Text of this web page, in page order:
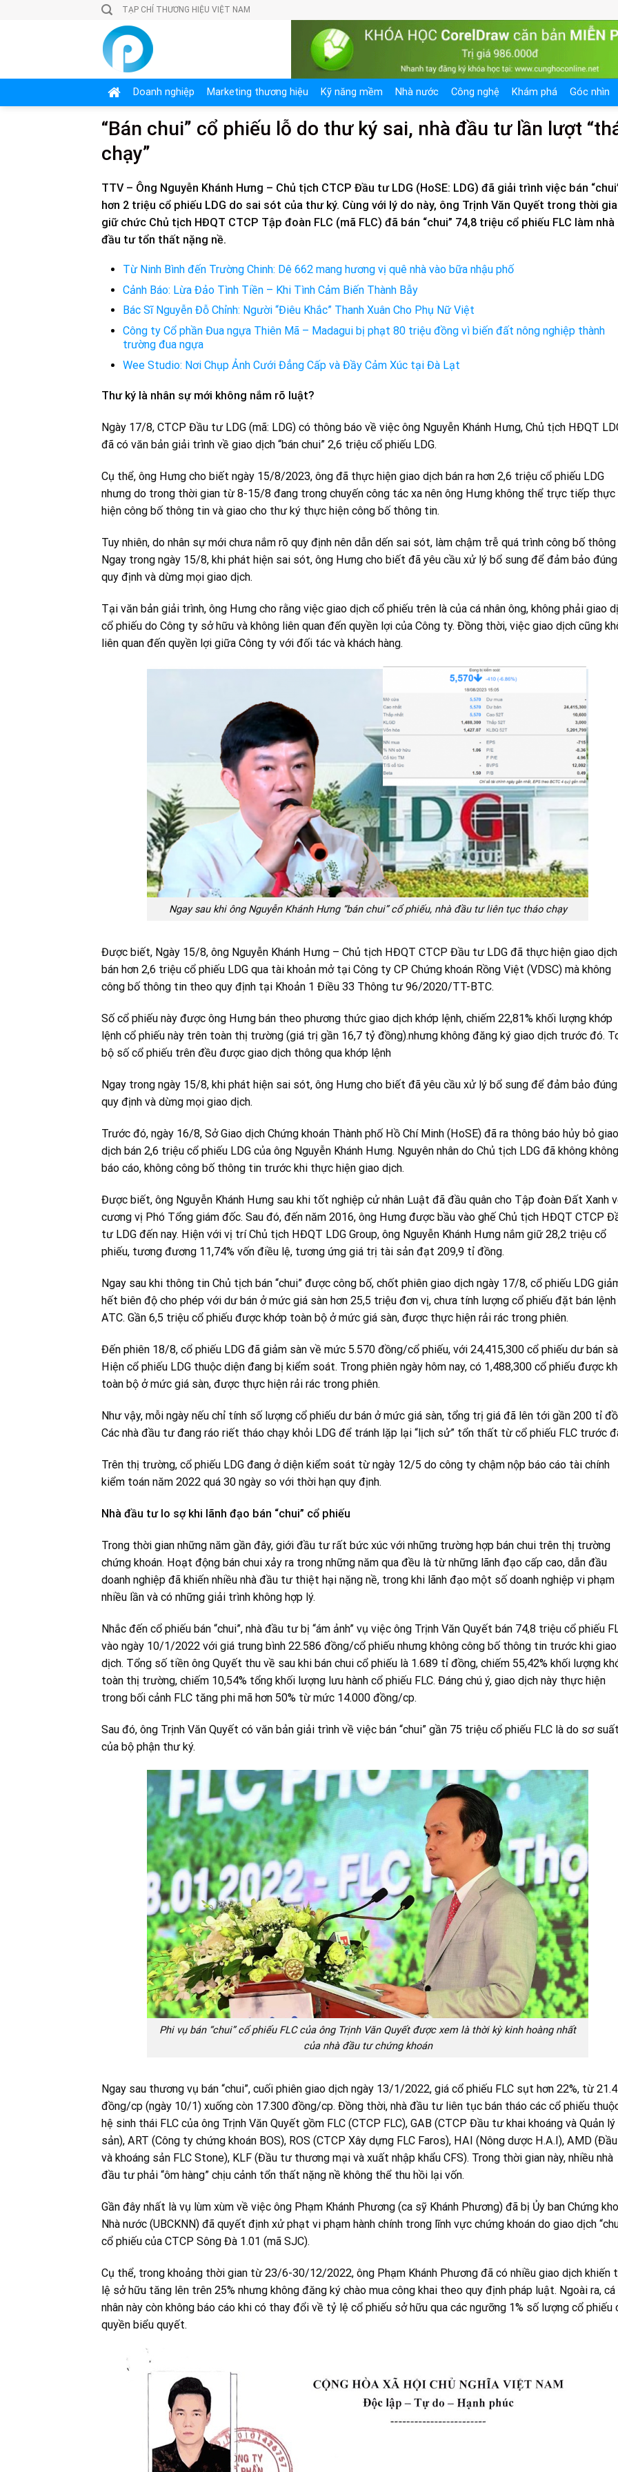
TẠP CHÍ THƯƠNG HIỆU VIỆT NAM
Doanh nghiệp Marketing thương hiệu Kỹ năng mềm Nhà nước Công nghệ Khám phá Góc nhìn
“Bán chui” cổ phiếu lỗ do thư ký sai, nhà đầu tư lần lượt
chạy”
TTV – Ông Nguyễn Khánh Hưng – Chủ tịch CTCP Đầu tư LDG (HoSE: LDG) đã giải trình việc bán
hơn 2 triệu cổ phiếu LDG do sai sót của thư ký. Cùng với lý do này, ông Trịnh Văn Quyết trong thời
giữ chức Chủ tịch HĐQT CTCP Tập đoàn FLC (mã FLC) đã bán “chui” 74,8 triệu cổ phiếu FLC làm nhà
đầu tư tổn thất nặng nề.
Từ Ninh Bình đến Trường Chinh: Dê 662 mang hương vị quê nhà vào bữa nhậu phố
Cảnh Báo: Lừa Đảo Tình Tiền – Khi Tình Cảm Biến Thành Bẫy
Bác Sĩ Nguyễn Đỗ Chỉnh: Người “Điêu Khắc” Thanh Xuân Cho Phụ Nữ Việt
Công ty Cổ phần Đua ngựa Thiên Mã – Madagui bị phạt 80 triệu đồng vì biến đất nông nghiệp thành
trường đua ngựa
Wee Studio: Nơi Chụp Ảnh Cưới Đẳng Cấp và Đầy Cảm Xúc tại Đà Lạt
Thư ký là nhân sự mới không nắm rõ luật?
Ngày 17/8, CTCP Đầu tư LDG (mã: LDG) có thông báo về việc ông Nguyễn Khánh Hưng, Chủ tịch HĐQT
đã có văn bản giải trình về giao dịch “bán chui” 2,6 triệu cổ phiếu LDG.
Cụ thể, ông Hưng cho biết ngày 15/8/2023, ông đã thực hiện giao dịch bán ra hơn 2,6 triệu cổ phiếu LDG
nhưng do trong thời gian từ 8-15/8 đang trong chuyến công tác xa nên ông Hưng không thể trực tiếp thực
hiện công bố thông tin và giao cho thư ký thực hiện công bố thông tin.
Tuy nhiên, do nhân sự mới chưa nắm rõ quy định nên dẫn dến sai sót, làm chậm trễ quá trình công bố
Ngay trong ngày 15/8, khi phát hiện sai sót, ông Hưng cho biết đã yêu cầu xử lý bổ sung để đảm bảo đúng
quy định và dừng mọi giao dịch.
Tại văn bản giải trình, ông Hưng cho rằng việc giao dịch cổ phiếu trên là của cá nhân ông, không phải giao
cổ phiếu do Công ty sở hữu và không liên quan đến quyền lợi của Công ty. Đồng thời, việc giao dịch cũng
liên quan đến quyền lợi giữa Công ty với đối tác và khách hàng.
Ngay sau khi ông Nguyễn Khánh Hưng “bán chui” cổ phiếu, nhà đầu tư liên tục tháo chạy
Được biết, Ngày 15/8, ông Nguyễn Khánh Hưng – Chủ tịch HĐQT CTCP Đầu tư LDG đã thực hiện giao dịch
bán hơn 2,6 triệu cổ phiếu LDG qua tài khoản mở tại Công ty CP Chứng khoán Rồng Việt (VDSC) mà không
công bố thông tin theo quy định tại Khoản 1 Điều 33 Thông tư 96/2020/TT-BTC.
Số cổ phiếu này được ông Hưng bán theo phương thức giao dịch khớp lệnh, chiếm 22,81% khối lượng khớp
lệnh cổ phiếu này trên toàn thị trường (giá trị gần 16,7 tỷ đồng).nhưng không đăng ký giao dịch trước đó.
bộ số cổ phiếu trên đều được giao dịch thông qua khớp lệnh
Ngay trong ngày 15/8, khi phát hiện sai sót, ông Hưng cho biết đã yêu cầu xử lý bổ sung để đảm bảo đúng
quy định và dừng mọi giao dịch.
Trước đó, ngày 16/8, Sở Giao dịch Chứng khoán Thành phố Hồ Chí Minh (HoSE) đã ra thông báo hủy bỏ giao
dịch bán 2,6 triệu cổ phiếu LDG của ông Nguyễn Khánh Hưng. Nguyên nhân do Chủ tịch LDG đã không không
báo cáo, không công bố thông tin trước khi thực hiện giao dịch.
Được biết, ông Nguyễn Khánh Hưng sau khi tốt nghiệp cử nhân Luật đã đầu quân cho Tập đoàn Đất Xanh
cương vị Phó Tổng giám đốc. Sau đó, đến năm 2016, ông Hưng được bầu vào ghế Chủ tịch HĐQT CTCP
tư LDG đến nay. Hiện với vị trí Chủ tịch HĐQT LDG Group, ông Nguyễn Khánh Hưng nắm giữ 28,2 triệu cổ
phiếu, tương đương 11,74% vốn điều lệ, tương ứng giá trị tài sản đạt 209,9 tỉ đồng.
Ngay sau khi thông tin Chủ tịch bán “chui” được công bố, chốt phiên giao dịch ngày 17/8, cổ phiếu LDG
hết biên độ cho phép với dư bán ở mức giá sàn hơn 25,5 triệu đơn vị, chưa tính lượng cổ phiếu đặt bán lệnh
ATC. Gần 6,5 triệu cổ phiếu được khớp toàn bộ ở mức giá sàn, được thực hiện rải rác trong phiên.
Đến phiên 18/8, cổ phiếu LDG đã giảm sàn về mức 5.570 đồng/cổ phiếu, với 24,415,300 cổ phiếu dư bán
Hiện cổ phiếu LDG thuộc diện đang bị kiểm soát. Trong phiên ngày hôm nay, có 1,488,300 cổ phiếu được
toàn bộ ở mức giá sàn, được thực hiện rải rác trong phiên.
Như vậy, mỗi ngày nếu chỉ tính số lượng cổ phiếu dư bán ở mức giá sàn, tổng trị giá đã lên tới gần 200 tỉ
Các nhà đầu tư đang ráo riết tháo chạy khỏi LDG để tránh lặp lại “lịch sử” tổn thất từ cổ phiếu FLC trước
Trên thị trường, cổ phiếu LDG đang ở diện kiểm soát từ ngày 12/5 do công ty chậm nộp báo cáo tài chính
kiểm toán năm 2022 quá 30 ngày so với thời hạn quy định.
Nhà đầu tư lo sợ khi lãnh đạo bán “chui” cổ phiếu
Trong thời gian những năm gần đây, giới đầu tư rất bức xúc với những trường hợp bán chui trên thị trường
chứng khoán. Hoạt động bán chui xảy ra trong những năm qua đều là từ những lãnh đạo cấp cao, dẫn đầu
doanh nghiệp đã khiến nhiều nhà đầu tư thiệt hại nặng nề, trong khi lãnh đạo một số doanh nghiệp vi phạm
nhiều lần và có những giải trình không hợp lý.
Nhắc đến cổ phiếu bán “chui”, nhà đầu tư bị “ám ảnh” vụ việc ông Trịnh Văn Quyết bán 74,8 triệu cổ phiếu
vào ngày 10/1/2022 với giá trung bình 22.586 đồng/cổ phiếu nhưng không công bố thông tin trước khi giao
dịch. Tổng số tiền ông Quyết thu về sau khi bán chui cổ phiếu là 1.689 tỉ đồng, chiếm 55,42% khối lượng
toàn thị trường, chiếm 10,54% tổng khối lượng lưu hành cổ phiếu FLC. Đáng chú ý, giao dịch này thực hiện
trong bối cảnh FLC tăng phi mã hơn 50% từ mức 14.000 đồng/cp.
Sau đó, ông Trịnh Văn Quyết có văn bản giải trình về việc bán “chui” gần 75 triệu cổ phiếu FLC là do sơ suất
của bộ phận thư ký.
Phi vụ bán “chui” cổ phiếu FLC của ông Trịnh Văn Quyết được xem là thời kỳ kinh hoàng nhất
của nhà đầu tư chứng khoán
Ngay sau thương vụ bán “chui”, cuối phiên giao dịch ngày 13/1/2022, giá cổ phiếu FLC sụt hơn 22%, từ
đồng/cp (ngày 10/1) xuống còn 17.300 đồng/cp. Đồng thời, nhà đầu tư liên tục bán tháo các cổ phiếu
hệ sinh thái FLC của ông Trịnh Văn Quyết gồm FLC (CTCP FLC), GAB (CTCP Đầu tư khai khoáng và Quản
sản), ART (Công ty chứng khoán BOS), ROS (CTCP Xây dựng FLC Faros), HAI (Nông dược H.A.I), AMD
và khoáng sản FLC Stone), KLF (Đầu tư thương mại và xuất nhập khẩu CFS). Trong thời gian này, nhiều nhà
đầu tư phải “ôm hàng” chịu cảnh tổn thất nặng nề không thể thu hồi lại vốn.
Gần đây nhất là vụ lùm xùm về việc ông Phạm Khánh Phương (ca sỹ Khánh Phương) đã bị Ủy ban Chứng
Nhà nước (UBCKNN) đã quyết định xử phạt vi phạm hành chính trong lĩnh vực chứng khoán do giao dịch
cổ phiếu của CTCP Sông Đà 1.01 (mã SJC).
Cụ thể, trong khoảng thời gian từ 23/6-30/12/2022, ông Phạm Khánh Phương đã có nhiều giao dịch khiến
lệ sở hữu tăng lên trên 25% nhưng không đăng ký chào mua công khai theo quy định pháp luật. Ngoài ra, cá
nhân này còn không báo cáo khi có thay đổi về tỷ lệ cổ phiếu sở hữu qua các ngưỡng 1% số lượng cổ phiếu
quyền biểu quyết.